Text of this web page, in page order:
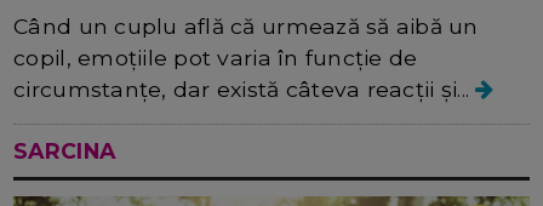
Când un cuplu află că urmează să aibă un
copil, emoțiile pot varia în funcție de
circumstanțe, dar există câteva reacții și...
SARCINA